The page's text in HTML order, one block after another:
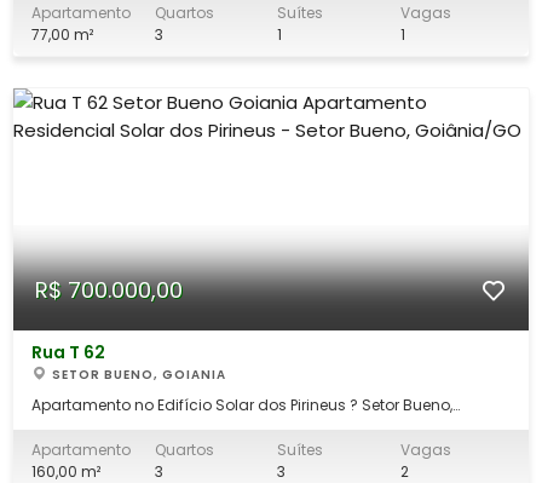
busca um apartamento pronto para morar em uma das
regiões que mais cresce em Goiânia, o Residencial Torres da
Apartamento
77,00 m²
Quartos
3
Suítes
1
Vagas
1
R$ 700.000,00
Rua T 62
SETOR BUENO, GOIANIA
Apartamento no Edifício Solar dos Pirineus ? Setor Bueno,
Localização Previlegiada no Setor Bueno. Este belíssimo
apartamento de 160 m² no Edifício Solar dos Pirineus oferece
Apartamento
160,00 m²
Quartos
3
Suítes
3
Vagas
2